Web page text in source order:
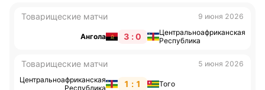
Товарищеские матчи 9 июня 2026
Ангола 3 : 0
Центральноафриканская
Республика
Товарищеские матчи
5 июня 2026
Центральноафриканская
Республика
1 : 1 Того